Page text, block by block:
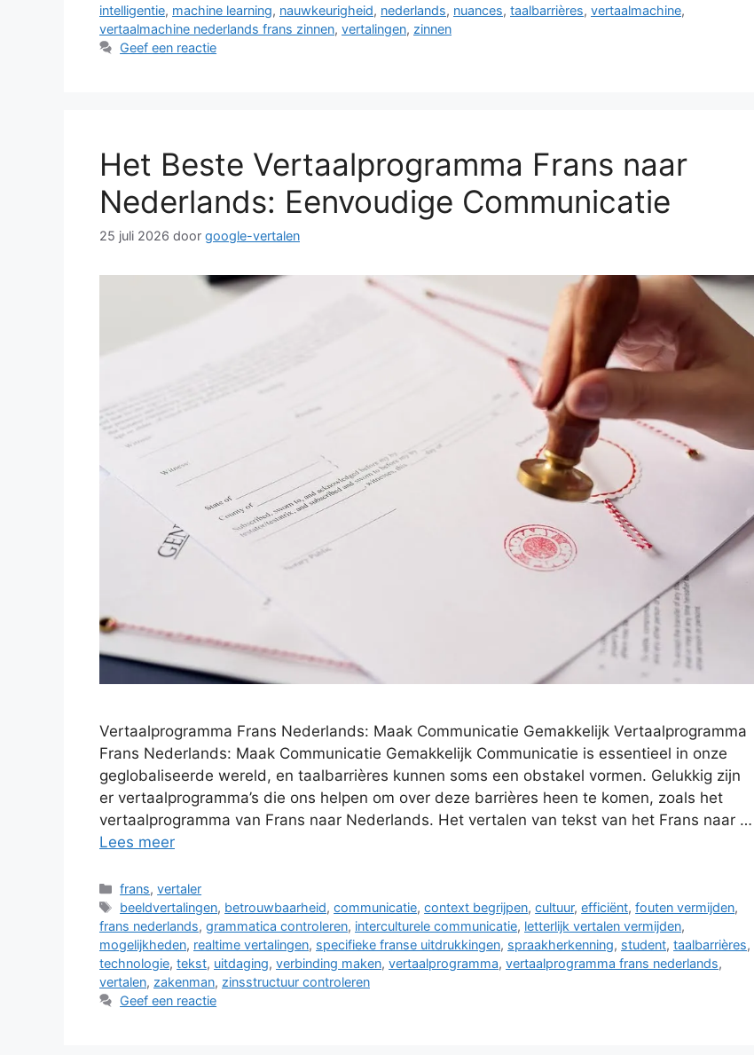
intelligentie, machine learning, nauwkeurigheid, nederlands, nuances, taalbarrières, vertaalmachine,
vertaalmachine nederlands frans zinnen, vertalingen, zinnen
Geef een reactie
Het Beste Vertaalprogramma Frans naar
Nederlands: Eenvoudige Communicatie
25 juli 2026 door google-vertalen
Vertaalprogramma Frans Nederlands: Maak Communicatie Gemakkelijk Vertaalprogramma
Frans Nederlands: Maak Communicatie Gemakkelijk Communicatie is essentieel in onze
geglobaliseerde wereld, en taalbarrières kunnen soms een obstakel vormen. Gelukkig zijn
er vertaalprogramma’s die ons helpen om over deze barrières heen te komen, zoals het
vertaalprogramma van Frans naar Nederlands. Het vertalen van tekst van het Frans naar …
Lees meer
Categorieën
frans,vertaler
Tags
beeldvertalingen, betrouwbaarheid,communicatie,context begrijpen,cultuur,efficiënt,fouten vermijden,
frans nederlands, grammatica controleren, interculturele communicatie, letterlijk vertalen vermijden,
mogelijkheden, realtime vertalingen, specifieke franse uitdrukkingen, spraakherkenning, student, taalbarrières,
technologie, tekst, uitdaging, verbinding maken, vertaalprogramma, vertaalprogramma frans nederlands,
vertalen, zakenman, zinsstructuur controleren
Geef een reactie